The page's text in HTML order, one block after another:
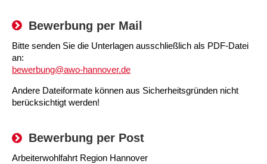
Kindertagesstätte Sylter Weg
Kindertagesstätte Voltmerstraße
Kindertagesstätte Mühenkamp / Familienzentrum
Kindertagesstätte Petermannstraße /
Kindertagesstätte Pfarrlandplatz
Kindertagesstätte Rosenbergstraße
Bewerbung per Mail
Bitte senden Sie die Unterlagen ausschließlich als PDF-Datei
an:
bewerbung@awo-hannover.de
Andere Dateiformate können aus Sicherheitsgründen nicht
berücksichtigt werden!
Bewerbung per Post
Arbeiterwohlfahrt Region Hannover